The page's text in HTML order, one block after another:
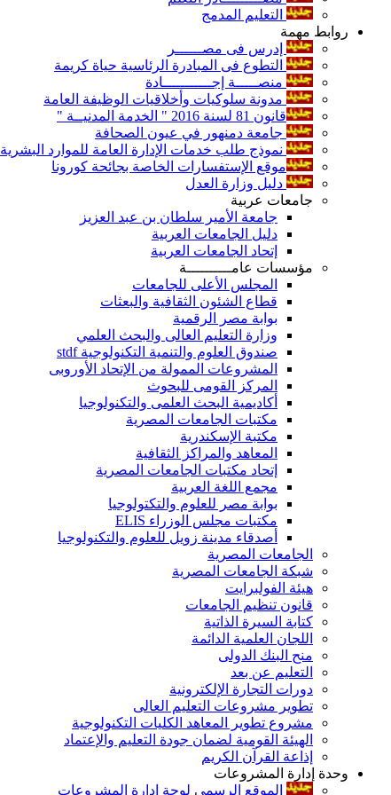
التعليم المدمج
روابط مهمة
إدرس فى مصــــــر
التطوع فى المبادرة الرئاسية حياة كريمة
منصـــــة إجـــــــــــادة
مدونة سلوكيات وأخلاقيات الوظيفة العامة
قانون 81 لسنة 2016 " الخدمة المدنيــة "
جامعة دمنهور في عيون الصحافة
نموذج طلب خدمات الإدارة العامة للموارد البشرية
موقع الإستفسارات الخاصة بجائحة كورونا
دليل وزارة العدل
جامعات عربية
جامعة الأمير سلطان بن عبد العزيز
دليل الجامعات العربية
إتحاد الجامعات العربية
مؤسسات عامــــــــــة
المجلس الأعلى للجامعات
قطاع الشئون الثقافية والبعثات
بوابة مصر الرقمية
وزارة التعليم العالى والبحث العلمي
صندوق العلوم والتنمية التكنولوجية stdf
المشروعات الممولة من الإتحاد الأوروبى
المركز القومى للبحوث
أكاديمية البحث العلمى والتكنولوجيا
مكتبات الجامعات المصرية
مكتبة الإسكندرية
المعاهد والمراكز الثقافية
إتحاد مكتبات الجامعات المصرية
مجمع اللغة العربية
بوابة مصر للعلوم والتكتولوجيا
مكتبات مجلس الوزراء ELIS
أصدقاء مدينة زويل للعلوم والتكنولوجيا
الجامعات المصرية
شبكة الجامعات المصرية
هيئة الفولبرايت
قانون تنظيم الجامعات
كتابة السيرة الذاتية
اللجان العلمية الدائمة
منح البنك الدولى
التعليم عن بعد
دورات التجارة الإلكترونية
تطوير مشروعات التعليم العالى
مشروع تطوير المعاهد الكليات التكنولوجية
الهيئة القومية لضمان جودة التعليم والإعتماد
إذاعة القرآن الكريم
وحدة إدارة المشروعات
الموقع الرسمى لوحة إدارة المشروعات